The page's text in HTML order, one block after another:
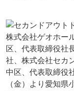
株式会社ゲオホー
区、代表取締役社
社、株式会社セカ
中区、代表取締役
（金）より愛知県